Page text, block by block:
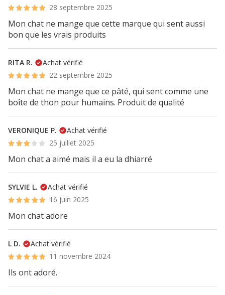
28 septembre 2025
Mon chat ne mange que cette marque qui sent aussi
bon que les vrais produits
RITA R.
Achat vérifié
22 septembre 2025
Mon chat ne mange que ce pâté, qui sent comme une
boîte de thon pour humains. Produit de qualité
VERONIQUE P.
Achat vérifié
25 juillet 2025
Mon chat a aimé mais il a eu la dhiarré
SYLVIE L.
Achat vérifié
16 juin 2025
Mon chat adore
L D.
Achat vérifié
11 novembre 2024
Ils ont adoré.